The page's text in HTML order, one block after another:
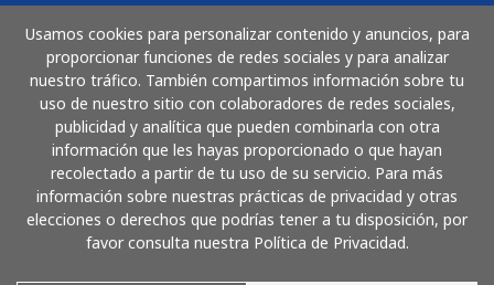
Usamos cookies para personalizar contenido y anuncios, para
proporcionar funciones de redes sociales y para analizar
nuestro tráfico. También compartimos información sobre tu
uso de nuestro sitio con colaboradores de redes sociales,
publicidad y analítica que pueden combinarla con otra
información que les hayas proporcionado o que hayan
recolectado a partir de tu uso de su servicio. Para más
información sobre nuestras prácticas de privacidad y otras
elecciones o derechos que podrías tener a tu disposición, por
favor consulta nuestra Política de Privacidad.
Comprar
Cómo funciona
Paga con